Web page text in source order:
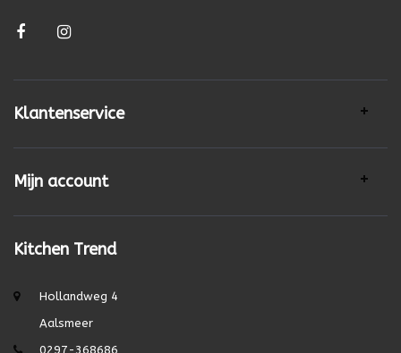
Klantenservice
Mijn account
Kitchen Trend
Hollandweg 4
Aalsmeer
0297-368686